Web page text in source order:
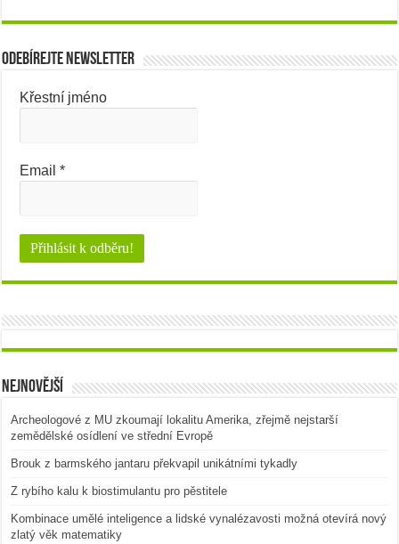
Odebírejte newsletter
Křestní jméno
Email*
Nejnovější
Archeologové z MU zkoumají lokalitu Amerika, zřejmě nejstarší
zemědělské osídlení ve střední Evropě
Brouk z barmského jantaru překvapil unikátními tykadly
Z rybího kalu k biostimulantu pro pěstitele
Kombinace umělé inteligence a lidské vynalézavosti možná otevírá nový
zlatý věk matematiky